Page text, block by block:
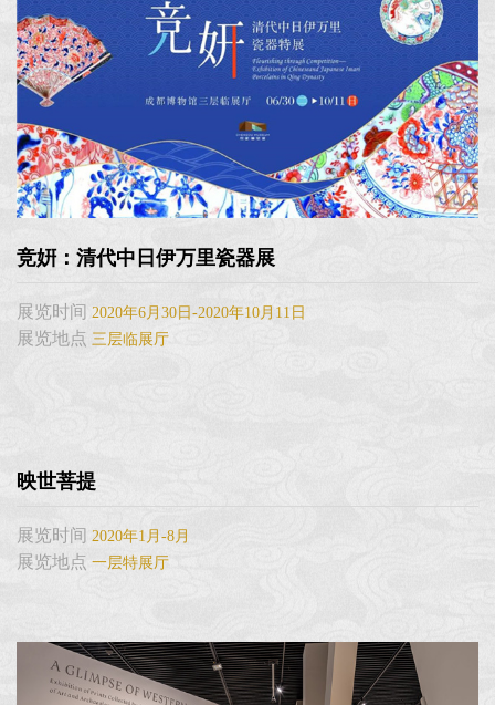
竞姸：清代中日伊万里瓷器展
展览时间 2020年6月30日-2020年10月11日
展览地点 三层临展厅
映世菩提
展览时间 2020年1月-8月
展览地点 一层特展厅